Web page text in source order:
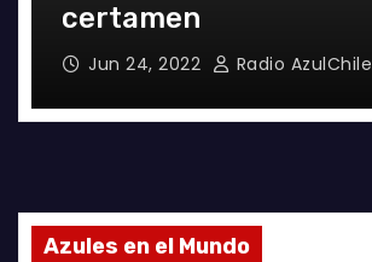
certamen
Jun 24, 2022 Radio AzulChile
Azules en el Mundo